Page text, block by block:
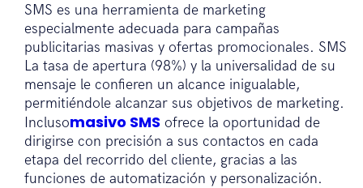
SMS es una herramienta de marketing
especialmente adecuada para campañas
publicitarias masivas y ofertas promocionales. SMS
La tasa de apertura (98%) y la universalidad de su
mensaje le confieren un alcance inigualable,
permitiéndole alcanzar sus objetivos de marketing.
Inclusomasivo SMS ofrece la oportunidad de
dirigirse con precisión a sus contactos en cada
etapa del recorrido del cliente, gracias a las
funciones de automatización y personalización.